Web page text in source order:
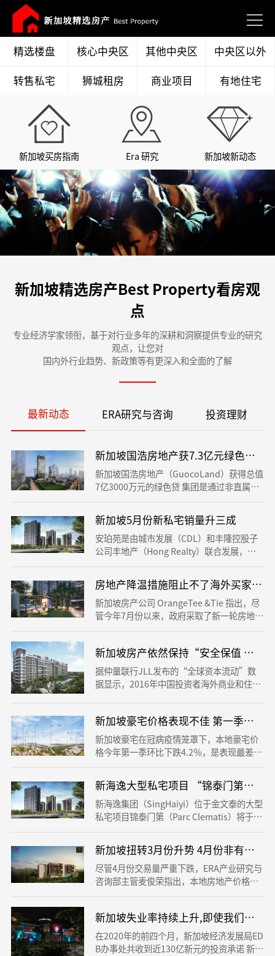
精选楼盘 核心中央区 其他中央区
中央区以外
转售私宅
狮城租房 商业项目 有地住宅
新加坡买房指南 Era 研究 新加坡新动态
新加坡精选房产Best Property看房观
点
专业经济学家领衔，基于对行业多年的深耕和洞察提供专业的研究
观点，让您对
国内外行业趋势、新政策等有更深入和全面的了解
最新动态 ERA研究与咨询 投资理财
新加坡国浩房地产获7.3亿元绿色贷款
新加坡国浩房地产（GuocoLand）获得总值
7亿3000万元的绿色贷 集团是通过非直属子
公司款以兴建位于陈桂兰街合住宅和商业用
途的发展项目。
新加坡5月份新私宅销量升三成
安珀苑是由城市发展（CDL）和丰隆控股子
公司丰地产（Hong Realty）联合发展，共
有592个单位，属于永久地契项目。 根据城
市发展发布的资料，该项目买家有85％为新
加坡人，其余来自中国、马来西亚、印度尼
西亚和印度等。
房地产降温措施阻止不了海外买家对
新加坡房产公司 OrangeTee &Tie 指出，尽
管今年7月份以来，政府采取了新一轮房地产
降温措施，但依旧阻止不了外国买家与超级
原因是新加坡的豪宅相较香港等其他热门地
区价格更具吸引力。
新加坡房产依然保持“安全保值 稳步
据仲量联行JLL发布的“全球资本流动”数
据显示，2016年中国投资者海外商业和住宅
断出现。不论需求如何增加，拥有稳定经济
基础的发达国家始终是购房者的首选。新加
坡作为全球顶尖的金融中心，拥有完善的司
法体制迅速进入了购房者的视野。
新加坡豪宅价格表现不佳 第一季环比
新加坡豪宅在冠病疫情笼罩下，本地豪宅价
格今年第一季环比下跌4.2％，是表现最差的
城市之一。 今年第一季环比跌幅最大的城市
是曼谷，下挫5％，新加坡、香港、吉隆坡和
首尔则紧“跌”在后。
新海逸大型私宅项目 “锦泰门第”下
新海逸集团（SingHaiyi）位于金文泰的大型
私宅项目锦泰门第（Parc Clematis）将于本
月17日展开预览活动，并于本月31日正式开
盘。 售价方面，单卧房单位从每平方英尺15
50元起跳，双卧房单位1540元，三卧房单位
1530元。
新加坡扭转3月份升势 4月份非有地私
尽管4月份交易量严重下跌，ERA产业研究与
咨询部主管麦俊荣指出，本地房地产价格仍
具韧性，一部分原因是交易量少，另一部分
能减轻冠病疫情所带来的负面影响。
新加坡失业率持续上升,即使我们在封
在2020年的前四个月，新加坡经济发展局ED
B办事处共收到近130亿新元的投资承诺 新增